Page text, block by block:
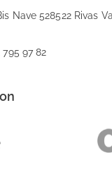
Nave 528522 Rivas
795 97 82